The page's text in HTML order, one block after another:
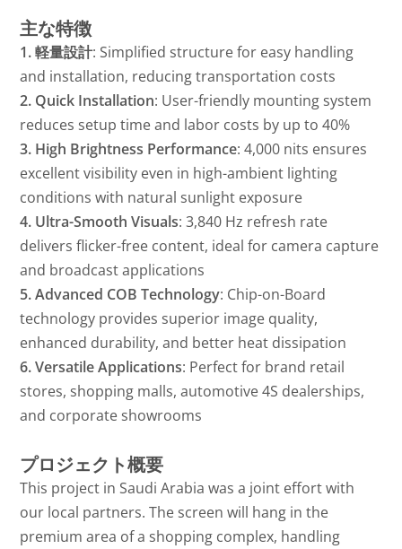
主な特徴
1. 軽量設計: Simplified structure for easy handling
and installation, reducing transportation costs
2. Quick Installation: User-friendly mounting system
reduces setup time and labor costs by up to 40%
3. High Brightness Performance: 4,000 nits ensures
excellent visibility even in high-ambient lighting
conditions with natural sunlight exposure
4. Ultra-Smooth Visuals: 3,840 Hz refresh rate
delivers flicker-free content, ideal for camera capture
and broadcast applications
5. Advanced COB Technology: Chip-on-Board
technology provides superior image quality,
enhanced durability, and better heat dissipation
6. Versatile Applications: Perfect for brand retail
stores, shopping malls, automotive 4S dealerships,
and corporate showrooms
プロジェクト概要
This project in Saudi Arabia was a joint effort with
our local partners. The screen will hang in the
premium area of a shopping complex, handling